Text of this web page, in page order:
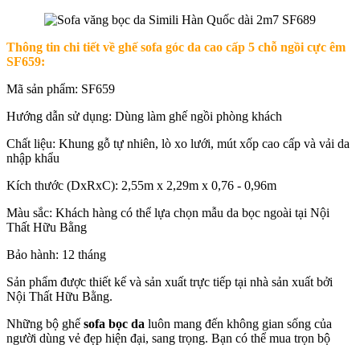
Thông tin chi tiết về ghế sofa góc da cao cấp 5 chỗ ngồi cực êm
SF659:
Mã sản phẩm: SF659
Hướng dẫn sử dụng: Dùng làm ghế ngồi phòng khách
Chất liệu: Khung gỗ tự nhiên, lò xo lưới, mút xốp cao cấp và vải da
nhập khẩu
Kích thước (DxRxC): 2,55m x 2,29m x 0,76 - 0,96m
Màu sắc: Khách hàng có thể lựa chọn mẫu da bọc ngoài tại Nội
Thất Hữu Bằng
Bảo hành: 12 tháng
Sản phẩm được thiết kế và sản xuất trực tiếp tại nhà sản xuất bởi
Nội Thất Hữu Bằng.
Những bộ ghế sofa bọc da luôn mang đến không gian sống của
người dùng vẻ đẹp hiện đại, sang trọng. Bạn có thể mua trọn bộ